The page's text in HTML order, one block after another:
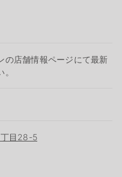
の店舗情報ページにて最新
丁目28-5